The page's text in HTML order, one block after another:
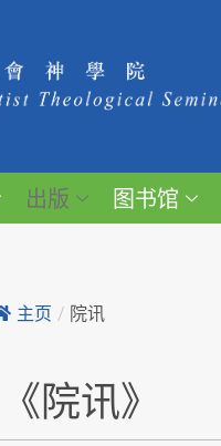
出版 图书馆
主页 / 院讯
《院讯》